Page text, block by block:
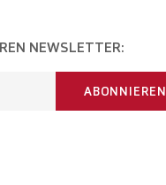
NEWSLETTER:
ABONNIEREN